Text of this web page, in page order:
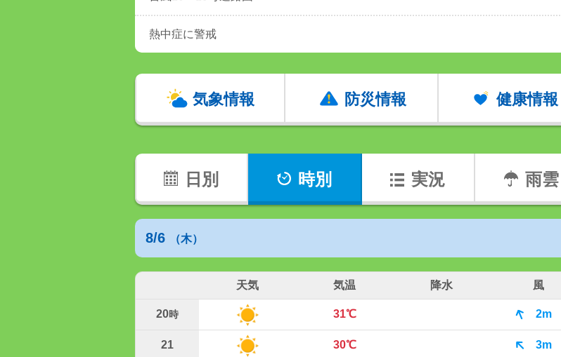
熱中症に警戒
気象情報 防災情報 健康情報
日別 時別 実況 雨雲
8/6 （木）
天気 気温 降水 風
20時 31℃ 2m
21 30℃ 3m